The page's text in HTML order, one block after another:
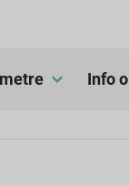
Info